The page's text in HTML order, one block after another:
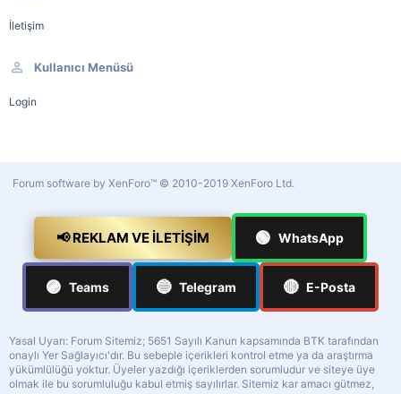
İletişim
Kullanıcı Menüsü
Login
Forum software by XenForo™ © 2010-2019 XenForo Ltd.
📢 REKLAM VE İLETIŞIM 🟢 WhatsApp
🟣 Teams 🔵 Telegram 🔴 E-Posta
Yasal Uyarı: Forum Sitemiz; 5651 Sayılı Kanun kapsamında BTK tarafından
onaylı Yer Sağlayıcı'dır. Bu sebeple içerikleri kontrol etme ya da araştırma
yükümlülüğü yoktur. Üyeler yazdığı içeriklerden sorumludur ve siteye üye
olmak ile bu sorumluluğu kabul etmiş sayılırlar. Sitemiz kar amacı gütmez,